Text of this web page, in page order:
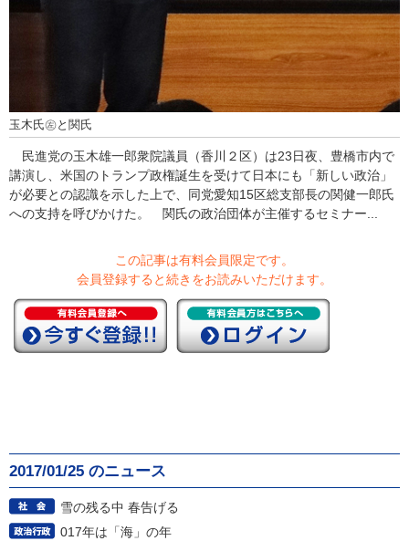
玉木氏㊧と関氏
民進党の玉木雄一郎衆院議員（香川２区）は23日夜、豊橋市内で
講演し、米国のトランプ政権誕生を受けて日本にも「新しい政治」
が必要との認識を示した上で、同党愛知15区総支部長の関健一郎氏
への支持を呼びかけた。 関氏の政治団体が主催するセミナー...
この記事は有料会員限定です。
会員登録すると続きをお読みいただけます。
2017/01/25 のニュース
雪の残る中 春告げる
017年は「海」の年